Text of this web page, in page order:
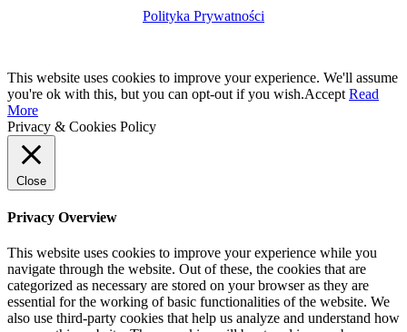
Polityka Prywatności
This website uses cookies to improve your experience. We'll assume
you're ok with this, but you can opt-out if you wish.Accept Read
More
Privacy & Cookies Policy
Close
Privacy Overview
This website uses cookies to improve your experience while you
navigate through the website. Out of these, the cookies that are
categorized as necessary are stored on your browser as they are
essential for the working of basic functionalities of the website. We
also use third-party cookies that help us analyze and understand how